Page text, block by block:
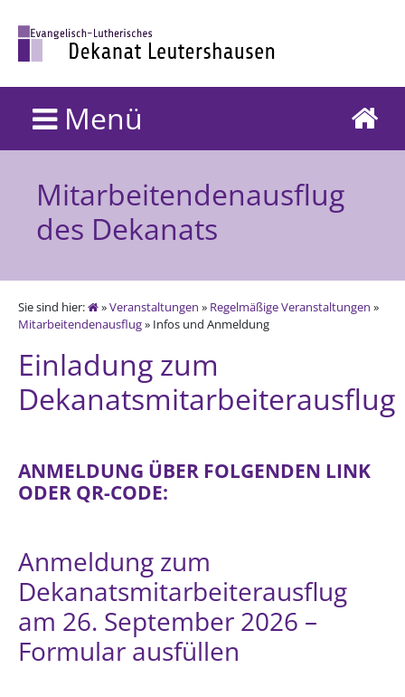
Menü
Mitarbeitendenausflug
des Dekanats
Sie sind hier: »Veranstaltungen » Regelmäßige Veranstaltungen »
Mitarbeitendenausflug» Infos und Anmeldung
Einladung zum
Dekanatsmitarbeiterausflug
ANMELDUNG ÜBER FOLGENDEN LINK
ODER QR-CODE:
Anmeldung zum
Dekanatsmitarbeiterausflug
am 26. September 2026 –
Formular ausfüllen